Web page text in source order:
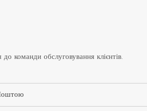
команди обслуговування клієнтів.